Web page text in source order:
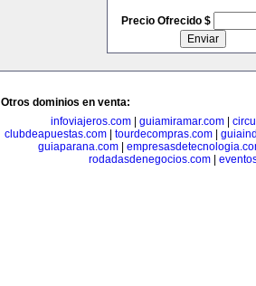
Precio Ofrecido $
Otros dominios en venta:
infoviajeros.com
guiamiramar.com
clubdeapuestas.com| tourdecompras.com|
guiaparana.com|
rodadasdenegocios.com